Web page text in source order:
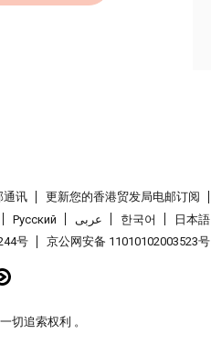
通讯 更新您的香港贸发局电邮订阅
Pусский عربى 한국어
日本語
号 京公网安备 11010102003523号
切追索权利 。